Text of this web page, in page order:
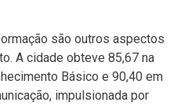
são outros aspectos
A cidade obteve 85,67 na
Básico e 90,40 em
impulsionada por